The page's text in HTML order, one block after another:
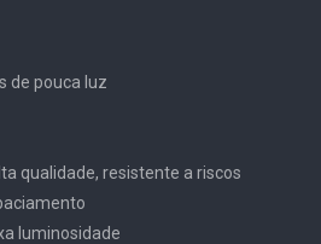
de pouca luz
qualidade, resistente a riscos
luminosidade